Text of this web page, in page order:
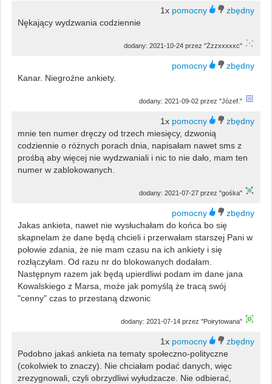
1x
Nękający wydzwania codziennie
dodany: 2021-10-24 przez "Żzzxxxxxc"
Kanar. Niegroźne ankiety.
dodany: 2021-09-02 przez "Józef."
1x
mnie ten numer dręczy od trzech miesięcy, dzwonią
codziennie o różnych porach dnia, napisałam nawet sms z
prośbą aby więcej nie wydzwaniali i nic to nie dało, mam ten
numer w zablokowanych.
dodany: 2021-07-27 przez "gośka"
Jakas ankieta, nawet nie wysłuchałam do końca bo się
skapnelam że dane będą chcieli i przerwałam starszej Pani w
połowie zdania, że nie mam czasu na ich ankiety i się
rozłączyłam. Od razu nr do blokowanych dodałam.
Następnym razem jak będą upierdliwi podam im dane jana
Kowalskiego z Marsa, może jak pomyślą że tracą swój
"cenny" czas to przestaną dzwonic
dodany: 2021-07-14 przez "Poirytowana"
1x
Podobno jakaś ankieta na tematy społeczno-polityczne
(cokolwiek to znaczy). Nie chciałam podać danych, więc
zrezygnowali, czyli obrzydliwi wyłudzacze. Nie odbierać,